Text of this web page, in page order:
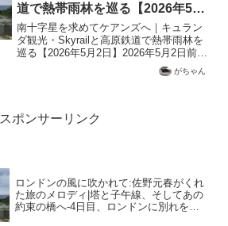
道で熱帯雨林を巡る【2026年5月
2日】
南十字星を求めてケアンズへ｜キュラン
ダ観光・Skyrailと高原鉄道で熱帯雨林を
巡る【2026年5月2日】2026年5月2日前夜
は早めに就寝昨晩、「Cock & Bull」で夕
食を食べた後、近くのコンビニに寄っ
がちゃん
スポンサーリンク
ロンドンの風に吹かれて:佐野元春がくれ
た旅のメロディ|塔と子午線、そしてあの
約束の橋へ-4日目、ロンドンに別れを告